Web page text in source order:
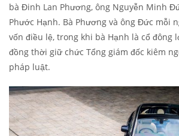
bà Đinh Lan Phương, ông Nguyễn Minh
Phước Hạnh. Bà Phương và ông Đức mỗi
vốn điều lệ, trong khi bà Hạnh là cổ đông
đồng thời giữ chức Tổng giám đốc kiêm
pháp luật.